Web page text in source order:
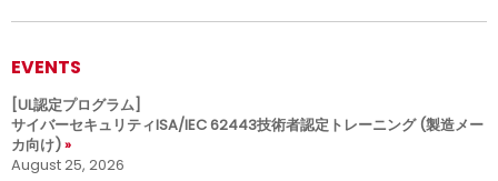
EVENTS
[UL認定プログラム]
サイバーセキュリティISA/IEC 62443技術者認定トレーニング (製造メー
カ向け)
August 25, 2026